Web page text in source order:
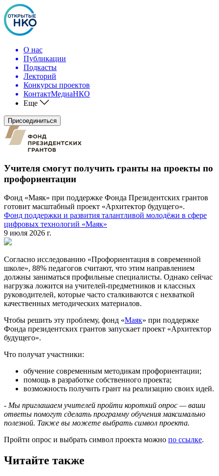
О нас
Публикации
Подкасты
Лекторий
Конкурсы проектов
КонтактМедиаНКО
Еще
Присоединиться
Учителя смогут получить гранты на проекты по
профориентации
Фонд «Маяк» при поддержке Фонда Президентских грантов
готовит масштабный проект «Архитектор будущего».
Фонд поддержки и развития талантливой молодёжи в сфере
цифровых технологий «Маяк»
9 июля 2026 г.
Согласно исследованию «Профориентация в современной
школе», 88% педагогов считают, что этим направлением
должны заниматься профильные специалисты. Однако сейчас
нагрузка ложится на учителей-предметников и классных
руководителей, которые часто сталкиваются с нехваткой
качественных методических материалов.
Чтобы решить эту проблему, фонд «Маяк» при поддержке
Фонда президентских грантов запускает проект «Архитектор
будущего».
Что получат участники:
обучение современным методикам профориентации;
помощь в разработке собственного проекта;
возможность получить грант на реализацию своих идей.
- Мы приглашаем учителей пройти короткий опрос — ваши
ответы помогут сделать программу обучения максимально
полезной. Также вы можете выбрать символ проекта.
Пройти опрос и выбрать символ проекта можно по ссылке.
Читайте также